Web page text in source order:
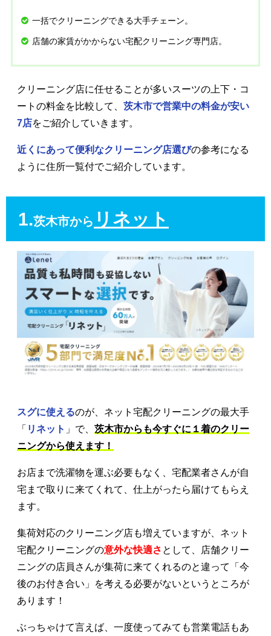
一括でクリーニングできる大手チェーン。
店舗の家賃がかからない宅配クリーニング専門店。
クリーニング店に任せることが多いスーツの上下・コ
ートの料金を比較して、 茨木市で営業中の料金が安い
7店をご紹介していきます。
近くにあって便利なクリーニング店選びの参考になる
ように住所一覧付でご紹介しています。
1.茨木市から リネット
スグに使えるのが、ネット宅配クリーニングの最大手
「 リネット 」で、 茨木市からも今すぐに１着のクリー
ニングから使えます！
お店まで洗濯物を運ぶ必要もなく、宅配業者さんが自
宅まで取りに来てくれて、仕上がったら届けてもらえ
ます。
集荷対応のクリーニング店も増えていますが、ネット
宅配クリーニングの意外な快適さ として、店舗クリー
ニングの店員さんが集荷に来てくれるのと違って「今
後のお付き合い」を考える必要がないというところが
あります！
ぶっちゃけて言えば、一度使ってみても営業電話もあ